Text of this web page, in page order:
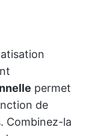
permet
de
Combinez-la